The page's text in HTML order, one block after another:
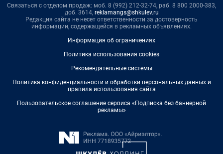
Связаться с отделом продаж: моб. 8 (992) 212-32-74, раб. 8 800 2000-383,
доб. 3614, reklamangs@shkulev.ru
Редакция сайта не несет ответственности за достоверность
информации, содержащейся в рекламных объявлениях.
Информация об ограничениях
Политика использования cookies
Рекомендательные системы
Политика конфиденциальности и обработки персональных данных и
правила использования сайта
Пользовательское соглашение сервиса «Подписка без баннерной
рекламы»